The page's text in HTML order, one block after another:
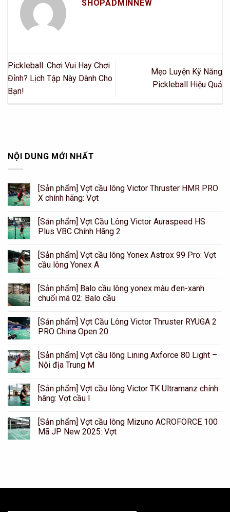
SHOPADMINNEW
Pickleball: Chơi Vui Hay Chơi
Đỉnh? Lịch Tập Này Dành Cho
Bạn!
Mẹo Luyện Kỹ Năng
Pickleball Hiệu Quả
NỘI DUNG MỚI NHẤT
[Sản phẩm] Vợt cầu lông Victor Thruster HMR PRO
X chính hãng: Vợt
[Sản phẩm] Vợt Cầu Lông Victor Auraspeed HS
Plus VBC Chính Hãng 2
[Sản phẩm] Vợt cầu lông Yonex Astrox 99 Pro: Vợt
cầu lông Yonex A
[Sản phẩm] Balo cầu lông yonex màu đen-xanh
chuối mã 02: Balo cầu
[Sản phẩm] Vợt Cầu Lông Victor Thruster RYUGA 2
PRO China Open 20
[Sản phẩm] Vợt cầu lông Lining Axforce 80 Light –
Nội địa Trung M
[Sản phẩm] Vợt cầu lông Victor TK Ultramanz chính
hãng: Vợt cầu l
[Sản phẩm] Vợt cầu lông Mizuno ACROFORCE 100
Mã JP New 2025: Vợt